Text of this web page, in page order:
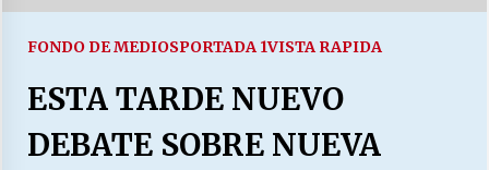
03/08/2026
LA DC POR SIEMPRE.RECORDANDO 69 AÑOS DE
28/07/2026
FONDO DE MEDIOSPORTADA 1VISTA RAPIDA
ESTA TARDE NUEVO
DEBATE SOBRE NUEVA